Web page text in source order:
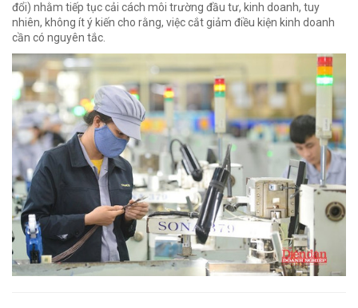
đổi) nhằm tiếp tục cải cách môi trường đầu tư, kinh doanh, tuy
nhiên, không ít ý kiến cho rằng, việc cắt giảm điều kiện kinh doanh
cần có nguyên tắc.